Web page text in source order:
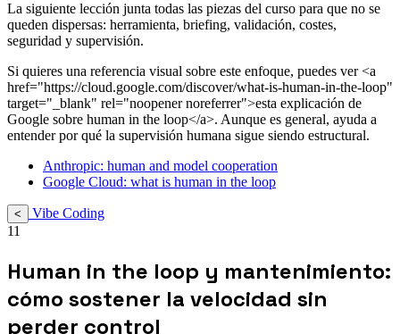
La siguiente lección junta todas las piezas del curso para que no se
queden dispersas: herramienta, briefing, validación, costes,
seguridad y supervisión.
Si quieres una referencia visual sobre este enfoque, puedes ver <a
href="https://cloud.google.com/discover/what-is-human-in-the-loop"
target="_blank" rel="noopener noreferrer">esta explicación de
Google sobre human in the loop</a>. Aunque es general, ayuda a
entender por qué la supervisión humana sigue siendo estructural.
Anthropic: human and model cooperation
Google Cloud: what is human in the loop
<
Vibe Coding
11
Human in the loop y mantenimiento:
cómo sostener la velocidad sin
perder control